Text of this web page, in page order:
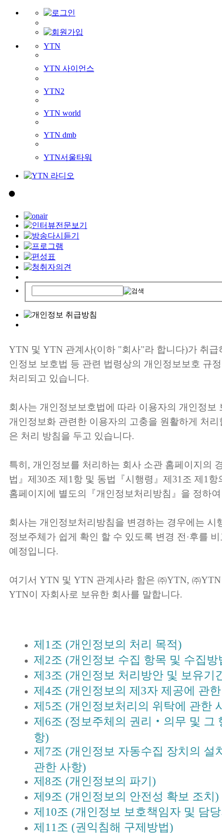
YTN
YTN 사이언스
YTN2
YTN world
YTN dmb
YTN서울타워
YTN 및 YTN 관계사(이하 "회사"라 합니다)가 취급
인정보 보호법 등 관련 법령상의 개인정보보호 규
처리되고 있습니다.
회사는 개인정보보호법에 따라 이용자의 개인정보
개인정보화 관련한 이용자의 고충을 원활하게 처
은 처리 방침을 두고 있습니다.
특히, 개인정보를 처리하는 회사 소관 홈페이지의
법』제30조 제1항 및 동법『시행령』제31조 제1
홈페이지에 별도의『개인정보처리방침』을 정하
회사는 개인정보처리방침을 변경하는 경우에는 시
정보주체가 쉽게 확인 할 수 있도록 변경 전·후를
예정입니다.
여기서 YTN 및 YTN 관계사라 함은 ㈜YTN, ㈜
YTN이 자회사로 보유한 회사를 말합니다.
제1조 (개인정보의 처리 목적)
제2조 (개인정보 수집 항목 및 수집방
제3조 (개인정보 처리방안 및 보유기
제4조 (개인정보의 제3자 제공에 관
제5조 (개인정보처리의 위탁에 관한
제6조 (정보주체의 권리‧의무 및 그
항)
제7조 (개인정보 자동수집 장치의 설
관한 사항)
제8조 (개인정보의 파기)
제9조 (개인정보의 안전성 확보 조치)
제10조 (개인정보 보호책임자 및 담
제11조 (권익침해 구제방법)